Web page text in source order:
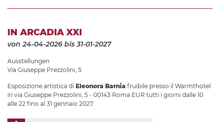
IN ARCADIA XXI
von 24-04-2026 bis 31-01-2027
Ausstellungen
Via Giuseppe Prezzolini, 5
Esposizione artistica di Eleonora Barnia fruibile presso il Warmthotel
in via Giuseppe Prezzolini, 5 - 00143 Roma EUR tutti i giorni dalle 10
alle 22 fino al 31 gennaio 2027.